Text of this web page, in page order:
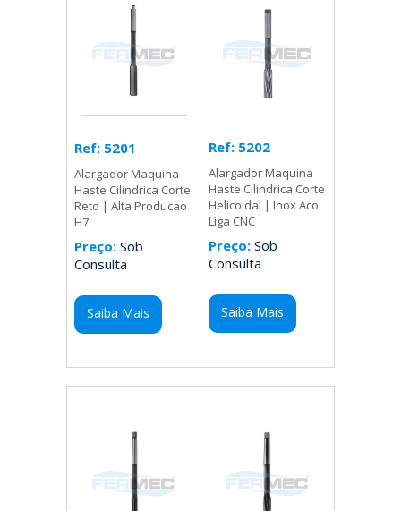
Ref: 5201
Alargador Maquina
Haste Cilindrica Corte
Reto | Alta Producao
H7
Preço: Sob
Consulta
Saiba Mais
Ref: 5202
Alargador Maquina
Haste Cilindrica Corte
Helicoidal | Inox Aco
Liga CNC
Preço:Sob
Consulta
Saiba Mais